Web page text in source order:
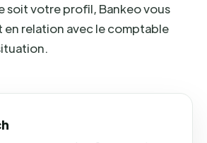
soit votre profil, Bankeo vous
relation avec le comptable